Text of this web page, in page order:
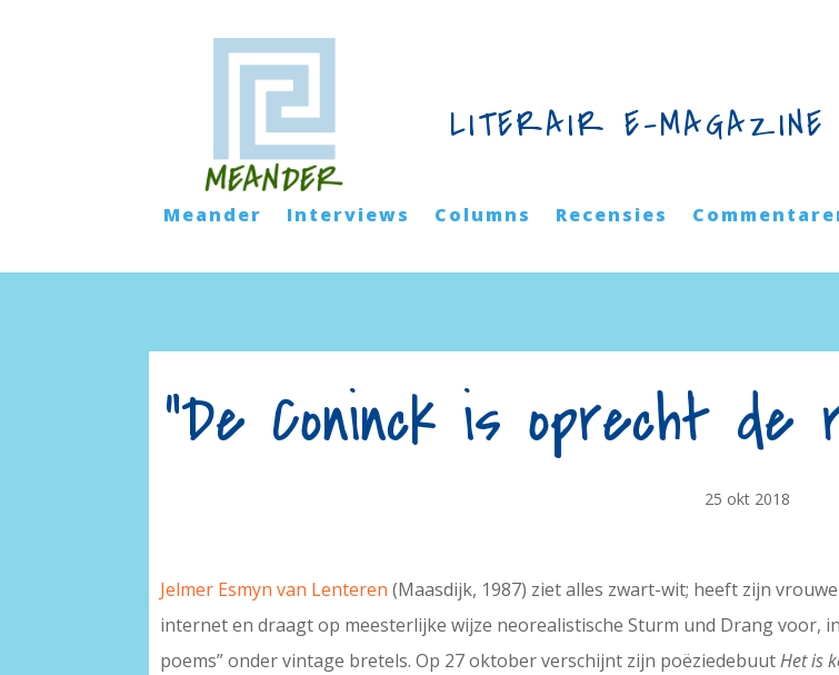
LITERAIR E-MAGAZINE
Meander Interviews Columns Recensies
“De Coninck is oprecht
25 okt 2018
Jelmer Esmyn van Lenteren (Maasdijk, 1987) ziet alles zwart-wit; heeft zijn
internet en draagt op meesterlijke wijze neorealistische Sturm und Drang voor,
poems” onder vintage bretels. Op 27 oktober verschijnt zijn poëziedebuutHet is